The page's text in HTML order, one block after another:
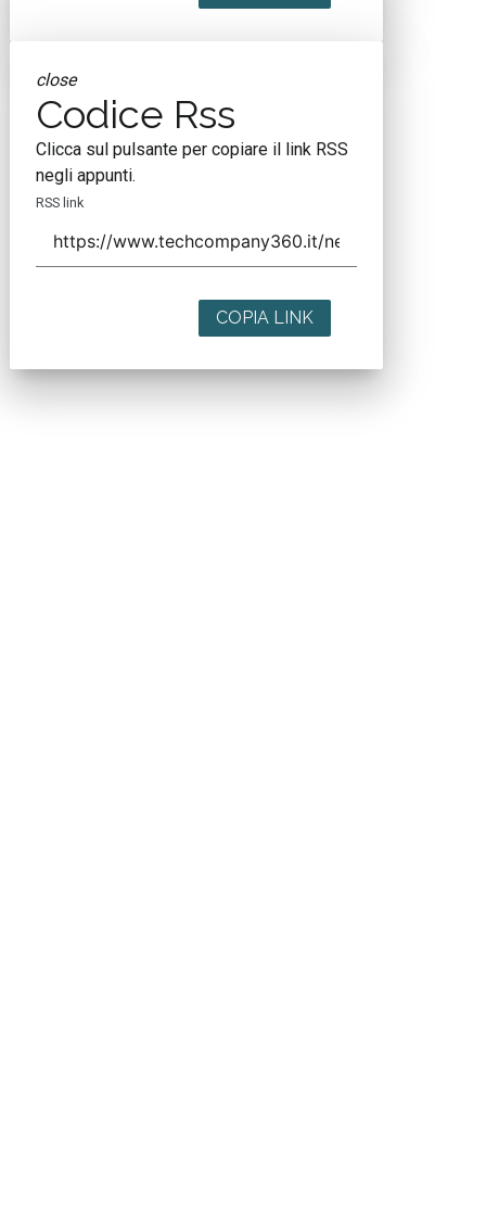
close
Codice Rss
Clicca sul pulsante per copiare il link RSS
negli appunti.
RSS link
COPIA LINK